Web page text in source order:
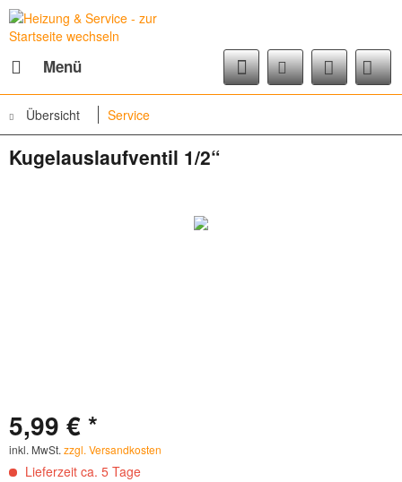
Menü
Übersicht Service
Kugelauslaufventil 1/2“
5,99 € *
inkl. MwSt. zzgl. Versandkosten
Lieferzeit ca. 5 Tage